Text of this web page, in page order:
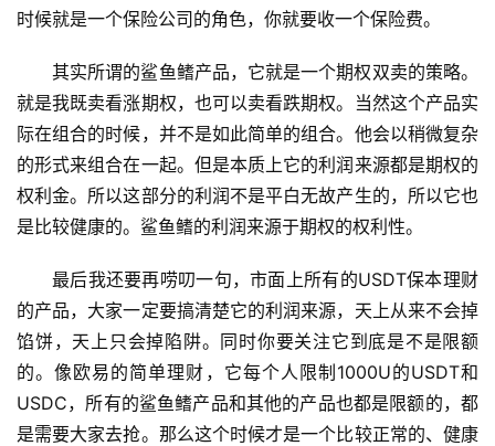
时候就是一个保险公司的角色，你就要收一个保险费。
其实所谓的鲨鱼鳍产品，它就是一个期权双卖的策略。
就是我既卖看涨期权，也可以卖看跌期权。当然这个产品实
际在组合的时候，并不是如此简单的组合。他会以稍微复杂
的形式来组合在一起。但是本质上它的利润来源都是期权的
权利金。所以这部分的利润不是平白无故产生的，所以它也
是比较健康的。鲨鱼鳍的利润来源于期权的权利性。
最后我还要再唠叨一句，市面上所有的USDT保本理财
的产品，大家一定要搞清楚它的利润来源，天上从来不会掉
馅饼，天上只会掉陷阱。同时你要关注它到底是不是限额
的。像欧易的简单理财，它每个人限制1000U的USDT和
USDC，所有的鲨鱼鳍产品和其他的产品也都是限额的，都
是需要大家去抢。那么这个时候才是一个比较正常的、健康